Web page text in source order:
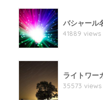
バシャール
41889 views
ライトワー
35573 views